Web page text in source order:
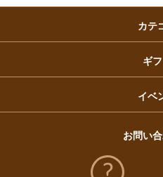
カテ
ギ
イベ
福
お問い